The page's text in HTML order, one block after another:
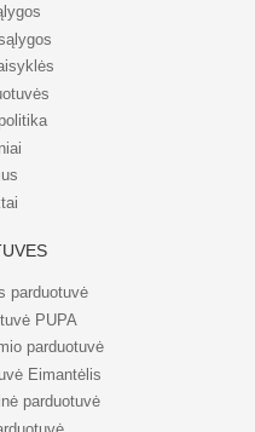
parduotuvė
PUPA
parduotuvė
Eimantėlis
parduotuvė